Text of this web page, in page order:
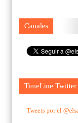
Canales
TimeLine Twitter
Tweets por el